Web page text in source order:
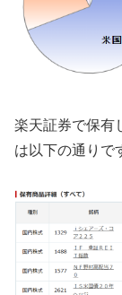
楽天証券で保有
は以下の通りで